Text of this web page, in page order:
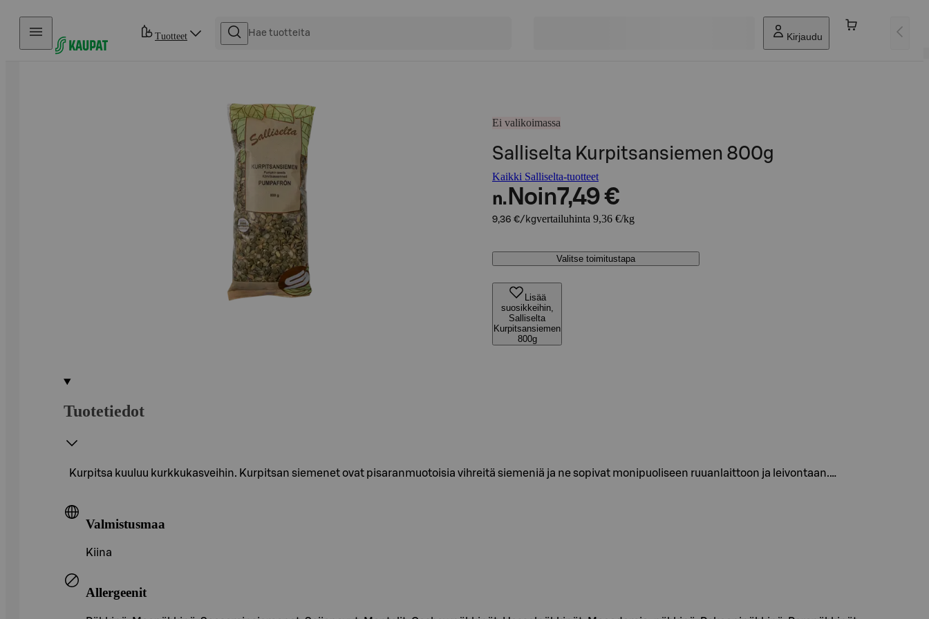
Hyppää sisältöön
Tuotteet Kirjaudu
Ei valikoimassa
Salliselta Kurpitsansiemen 800g
Kaikki Salliselta-tuotteet
n. Noin7,49 €
9,36 €/kgvertailuhinta 9,36 €/kg
Valitse toimitustapa
Lisää
suosikkeihin,
Salliselta
Kurpitsansiemen
800g
Tuotetiedot
Kurpitsa kuuluu kurkkukasveihin. Kurpitsan siemenet ovat pisaranmuotoisia vihreitä siemeniä ja ne sopivat monipuoliseen ruuanlaittoon ja leivontaan.…
Valmistusmaa
Kiina
Allergeenit